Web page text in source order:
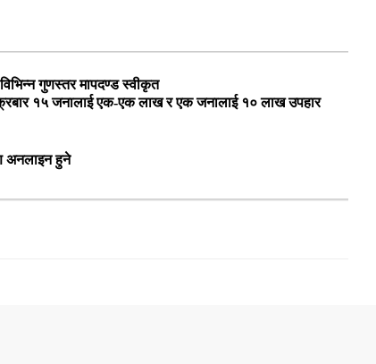
गुणस्तर मापदण्ड स्वीकृत
१५ जनालाई एक-एक लाख र एक जनालाई १० लाख उपहार
अनलाइन हुने